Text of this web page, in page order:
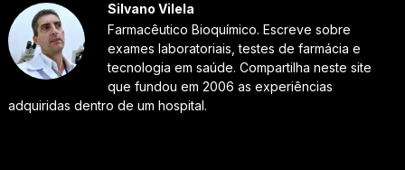
Silvano Vilela
Farmacêutico Bioquímico. Escreve sobre
exames laboratoriais, testes de farmácia e
tecnologia em saúde. Compartilha neste site
que fundou em 2006 as experiências
adquiridas dentro de um hospital.